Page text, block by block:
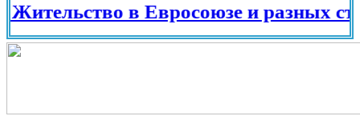
в Евросоюзе и разных странах